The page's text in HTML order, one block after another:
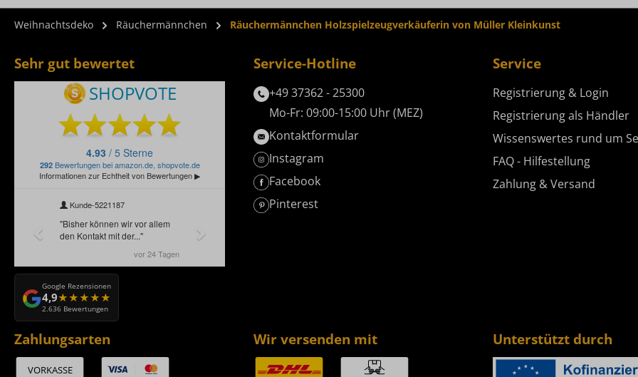
Weihnachtsdeko Räuchermännchen Räuchermännchen Holzspielzeugverkäuferin von Müller Kleinkunst
Sehr gut bewertet
Google Rezensionen
4,9
2.636 Bewertungen
Service-Hotline
+49 37362 - 25300
Mo-Fr: 09:00-15:00 Uhr (MEZ)
Kontaktformular
Instagram
Facebook
Pinterest
Service
Registrierung & Login
Registrierung als Händler
Wissenswertes rund um
FAQ - Hilfestellung
Zahlung & Versand
Zahlungsarten Wir versenden mit Unterstützt durch